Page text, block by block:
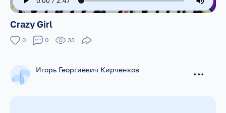
Crazy Girl
0 0 33
Игорь Георгиевич Кирченков ...